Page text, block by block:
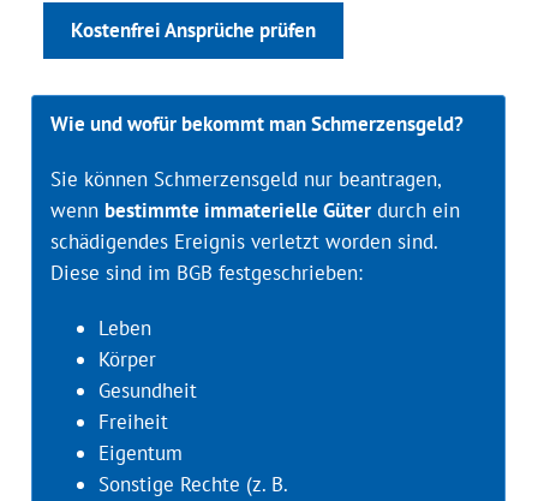
Kostenfrei Ansprüche prüfen
Wie und wofür bekommt man Schmerzensgeld?
Sie können Schmerzensgeld nur beantragen,
wenn bestimmte immaterielle Güterdurch ein
schädigendes Ereignis verletzt worden sind.
Diese sind im BGB festgeschrieben:
Leben
Körper
Gesundheit
Freiheit
Eigentum
Sonstige Rechte (z. B.